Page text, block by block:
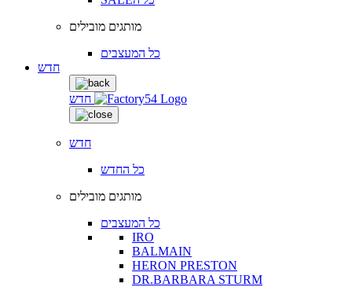
מותגים מובילים
כל המעצבים
חדש
חדש
חדש
כל החדש
מותגים מובילים
כל המעצבים
IRO
BALMAIN
HERON PRESTON
DR.BARBARA STURM